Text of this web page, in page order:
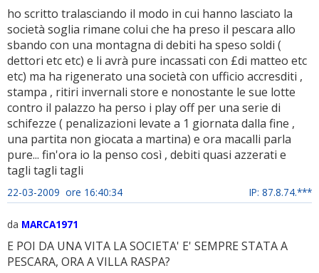
ho scritto tralasciando il modo in cui hanno lasciato la
società soglia rimane colui che ha preso il pescara allo
sbando con una montagna di debiti ha speso soldi (
dettori etc etc) e li avrà pure incassati con £di matteo etc
etc) ma ha rigenerato una società con ufficio accresditi ,
stampa , ritiri invernali store e nonostante le sue lotte
contro il palazzo ha perso i play off per una serie di
schifezze ( penalizazioni levate a 1 giornata dalla fine ,
una partita non giocata a martina) e ora macalli parla
pure... fin'ora io la penso così , debiti quasi azzerati e
tagli tagli tagli
22-03-2009 ore 16:40:34 IP: 87.8.74.***
da MARCA1971
E POI DA UNA VITA LA SOCIETA' E' SEMPRE STATA A
PESCARA, ORA A VILLA RASPA?